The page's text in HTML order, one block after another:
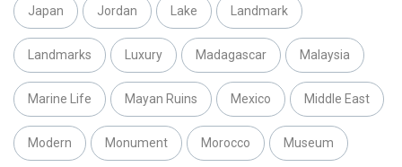
Japan Jordan Lake Landmark
Landmarks Luxury Madagascar Malaysia
Marine Life Mayan Ruins Mexico Middle East
Modern Monument Morocco Museum